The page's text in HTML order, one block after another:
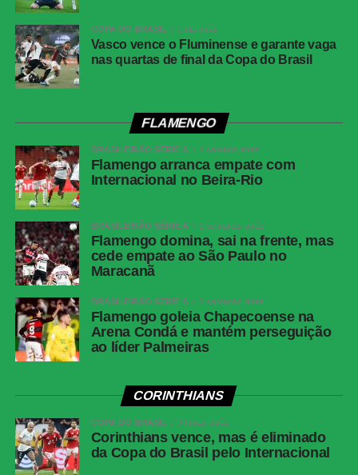
Local
Fonte Nova, Salvador (BA)
Cartões
amarelos
Bahia: David Duarte, Rogério Ceni e Zé
vermelhos
Nenhum
Árbitro
Ramon Abatti Abel (SC)
Assistentes
VAR
Rodolpho Toski Marques (SC)
Gol do
Corinthians
Fabrizio Angileri, aos 7 minutos do primeiro
Gol do
Bahia
David Duarte, aos 48 minutos do segundo
tempo
Bahia
Ronaldo; Roman Gómez, David Duarte, Ramos
Acevedo, Jean Lucas (Éverton Ribeiro) e
Rodrigo Nestor; Ademir (Kauê Furquim), Erick
Pulga (Sanabria) e Alejo Véliz (Willian José).
Técnico: Rogério Ceni.
Corinthians
COPA DO BRASIL 1 dia atrás
Vasco vence o Fluminense e garante vaga
nas quartas de final da Copa do Brasil
FLAMENGO
BRASILEIRÃO SÉRIE A 1 semana atrás
Flamengo arranca empate com
Internacional no Beira-Rio
BRASILEIRÃO SÉRIE A 2 semanas atrás
Flamengo domina, sai na frente, mas
cede empate ao São Paulo no
Maracanã
BRASILEIRÃO SÉRIE A 2 semanas atrás
Flamengo goleia Chapecoense na
Arena Condá e mantém perseguição
ao líder Palmeiras
CORINTHIANS
COPA DO BRASIL 9 horas atrás
Corinthians vence, mas é eliminado
da Copa do Brasil pelo Internacional